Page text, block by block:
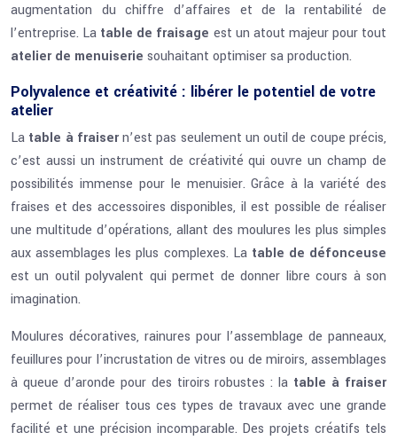
augmentation du chiffre d’affaires et de la rentabilité de
l’entreprise. La table de fraisage est un atout majeur pour tout
atelier de menuiserie souhaitant optimiser sa production.
Polyvalence et créativité : libérer le potentiel de votre
atelier
La table à fraisern’est pas seulement un outil de coupe précis,
c’est aussi un instrument de créativité qui ouvre un champ de
possibilités immense pour le menuisier. Grâce à la variété des
fraises et des accessoires disponibles, il est possible de réaliser
une multitude d’opérations, allant des moulures les plus simples
aux assemblages les plus complexes. La table de défonceuse
est un outil polyvalent qui permet de donner libre cours à son
imagination.
Moulures décoratives, rainures pour l’assemblage de panneaux,
feuillures pour l’incrustation de vitres ou de miroirs, assemblages
à queue d’aronde pour des tiroirs robustes : la table à fraiser
permet de réaliser tous ces types de travaux avec une grande
facilité et une précision incomparable. Des projets créatifs tels